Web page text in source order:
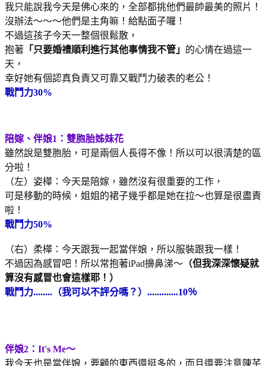
我只能說我今天是佛心來的，全部都挑他們最帥最美的照片！
沒辦法～～～他們是主角嘛！給點面子囉！
不過這孩子今天一整個很鬆散，
抱著 「只要婚禮順利進行其他事情我不管」 的心情在過這一
天，
幸好她有個認真負責又可靠又戰鬥力破表的老公！
戰鬥力30%
陪嫁、伴娘1：雙胞胎姊妹花
雖然說是雙胞胎，可是兩個人長得不像！所以可以很清楚的區
分啦！
（左）姿樺：今天是陪嫁，雖然沒有很重要的工作，
可是移動的時候，姐姐的裙子幾乎都是她在拉～也算是很盡責
啦！
戰鬥力50%
（右）柔樺：今天跟我一起當伴娘，所以服裝跟我一樣！
不過因為感冒吧！所以常抱著iPad擤鼻涕～ （但我深深懷疑就
算沒有感冒也會這樣耶！ ）
戰鬥力........（我可以不評分嗎？）.............10％
伴娘2：It's Me～
我今天也是當伴娘，要顧的東西還挺多的，而且還要注意陳芊